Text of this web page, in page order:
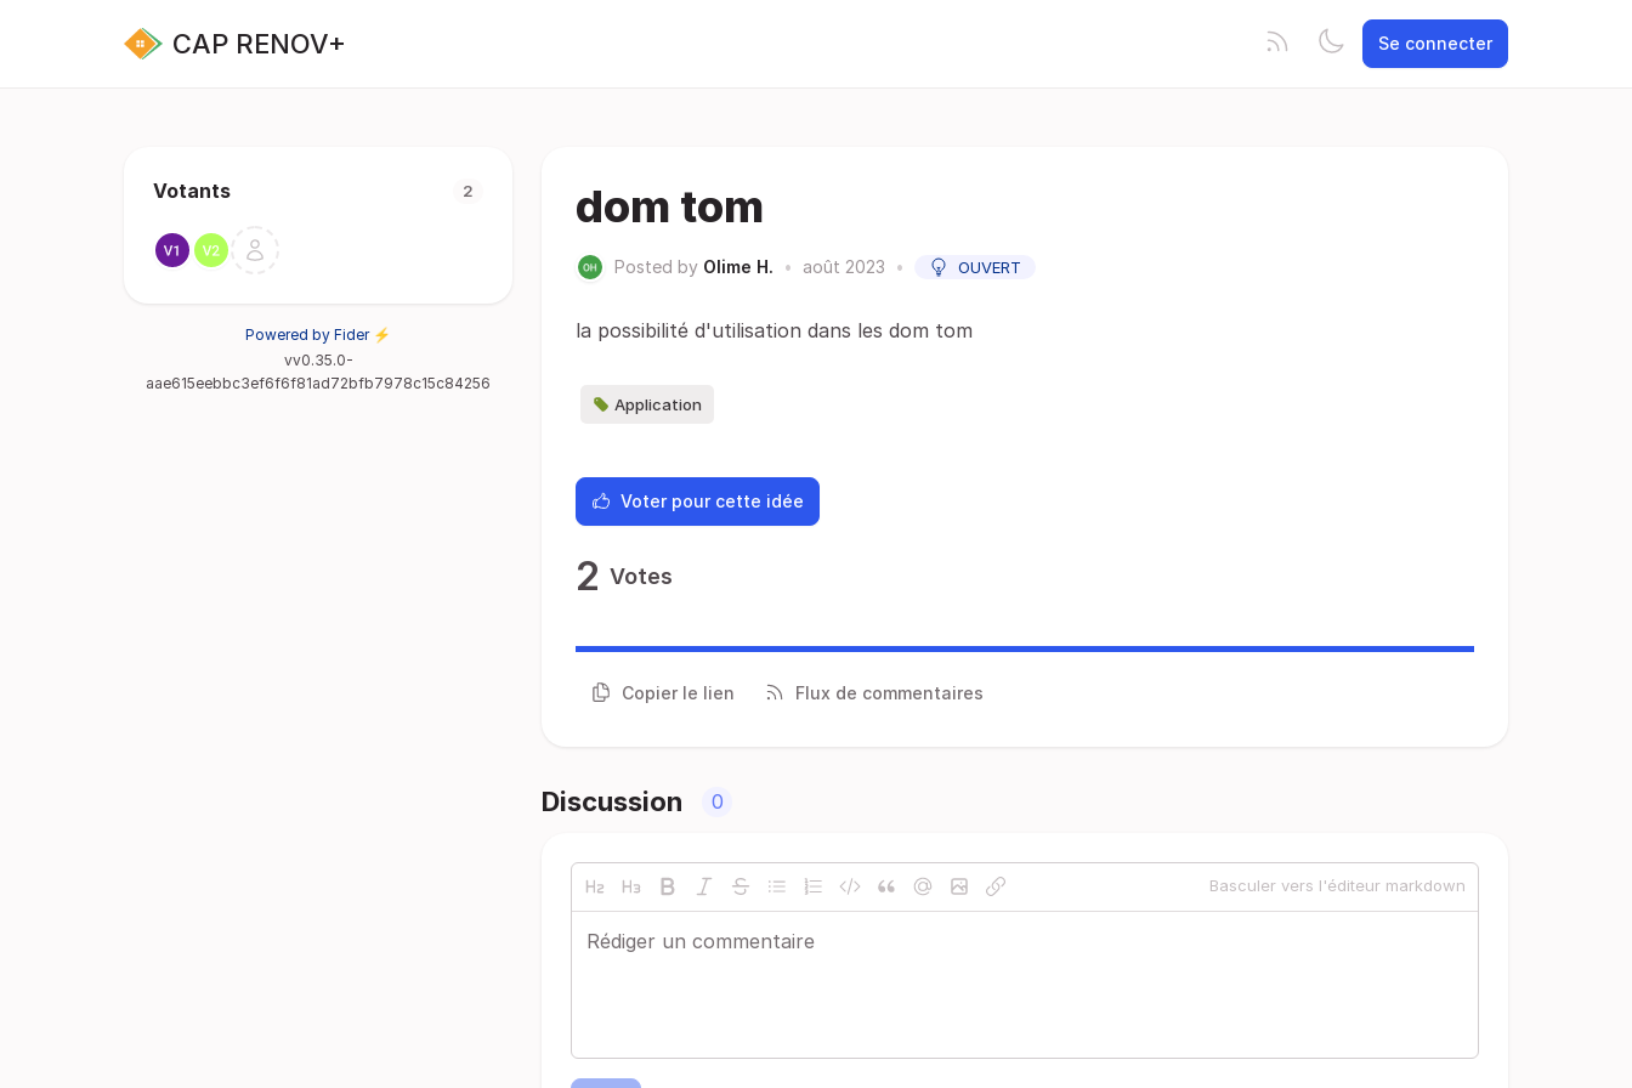
CAP RENOV+ Se connecter
Votants 2
Powered by Fider ⚡
vv0.35.0-
aae615eebbc3ef6f6f81ad72bfb7978c15c84256
dom tom
Posted by Olime H. • août 2023 • OUVERT
la possibilité d'utilisation dans les dom tom
Application
Voter pour cette idée
2 Votes
Copier le lien Flux de commentaires
Discussion 0
Basculer vers l'éditeur markdown